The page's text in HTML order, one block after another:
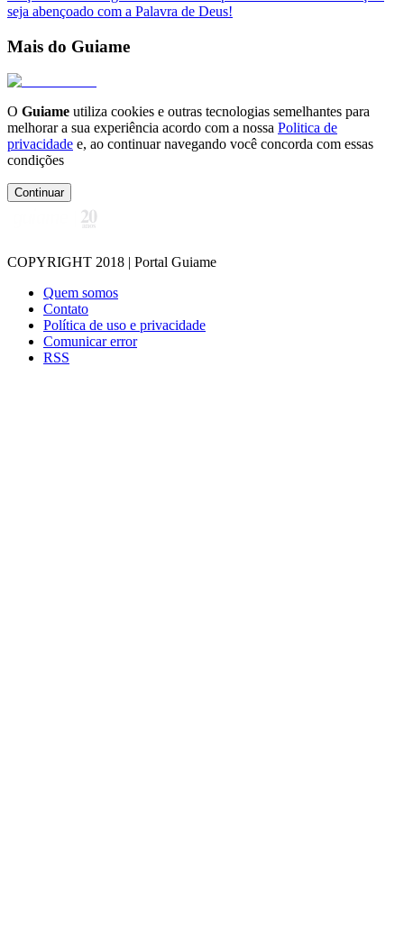
seja abençoado com a Palavra de Deus!
Mais do Guiame
O Guiame utiliza cookies e outras tecnologias semelhantes para
melhorar a sua experiência acordo com a nossa Politica de
privacidade e, ao continuar navegando você concorda com essas
condições
Continuar
COPYRIGHT 2018 | Portal Guiame
Quem somos
Contato
Política de uso e privacidade
Comunicar error
RSS